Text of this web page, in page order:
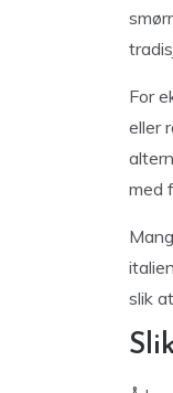
For
eller
med
slik